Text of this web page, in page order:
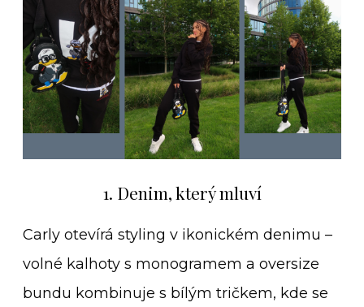
1. Denim, který mluví
Carly otevírá styling v ikonickém denimu –
volné kalhoty s monogramem a oversize
bundu kombinuje s bílým tričkem, kde se